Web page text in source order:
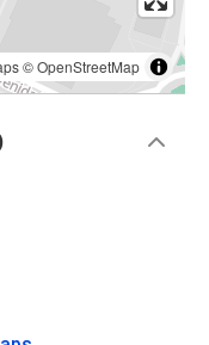
©OpenStreetMap